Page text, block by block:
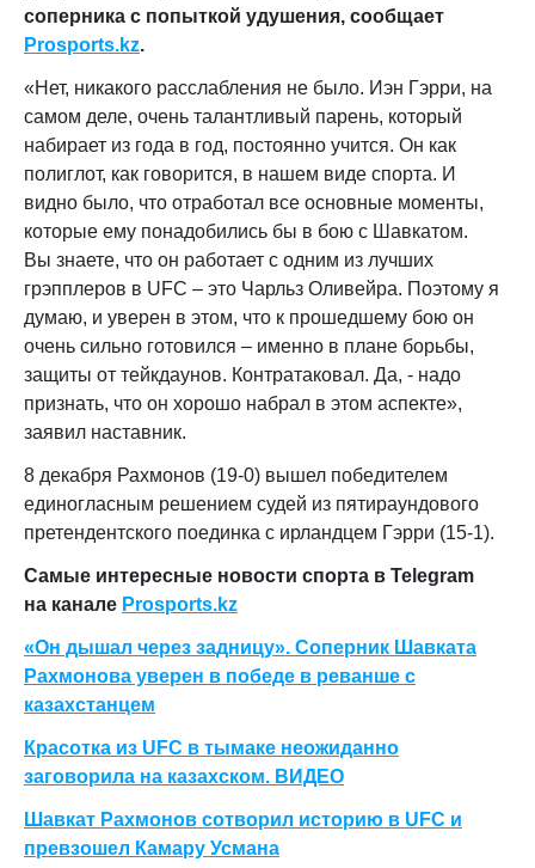
соперника с попыткой удушения, сообщает
Prosports.kz.
«Нет, никакого расслабления не было. Иэн Гэрри, на
самом деле, очень талантливый парень, который
набирает из года в год, постоянно учится. Он как
полиглот, как говорится, в нашем виде спорта. И
видно было, что отработал все основные моменты,
которые ему понадобились бы в бою с Шавкатом.
Вы знаете, что он работает с одним из лучших
грэпплеров в UFC – это Чарльз Оливейра. Поэтому я
думаю, и уверен в этом, что к прошедшему бою он
очень сильно готовился – именно в плане борьбы,
защиты от тейкдаунов. Контратаковал. Да, - надо
признать, что он хорошо набрал в этом аспекте»,
заявил наставник.
8 декабря Рахмонов (19-0) вышел победителем
единогласным решением судей из пятираундового
претендентского поединка с ирландцем Гэрри (15-1).
Самые интересные новости спорта в Telegram
на канале Prosports.kz
«Он дышал через задницу». Соперник Шавката
Рахмонова уверен в победе в реванше с
казахстанцем
Красотка из UFC в тымаке неожиданно
заговорила на казахском. ВИДЕО
Шавкат Рахмонов сотворил историю в UFC и
превзошел Камару Усмана